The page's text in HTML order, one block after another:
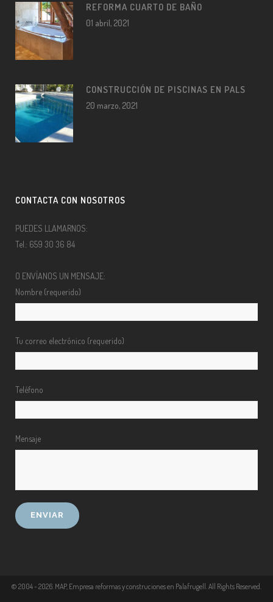
REFORMA CUARTO DE BAÑO
01 abril, 2021
CONSTRUCCIÓN DE PISCINAS EN PALS
20 marzo, 2021
CONTACTA CON NOSOTROS
PUEDES LLAMARNOS:
Tel.: 659 30 36 84
O ENVÍANOS UN MENSAJE:
Nombre (requerido)
Tu correo electrónico (requerido)
Teléfono
Mensaje
© 2004 - 2026 . MAP, Empresa reformas y construciones en Palafrugell. All Rights Reserved.